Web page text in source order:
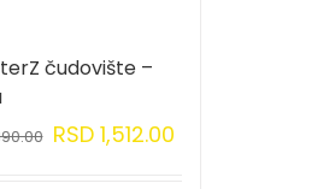
čudovište –
RSD1,512.00